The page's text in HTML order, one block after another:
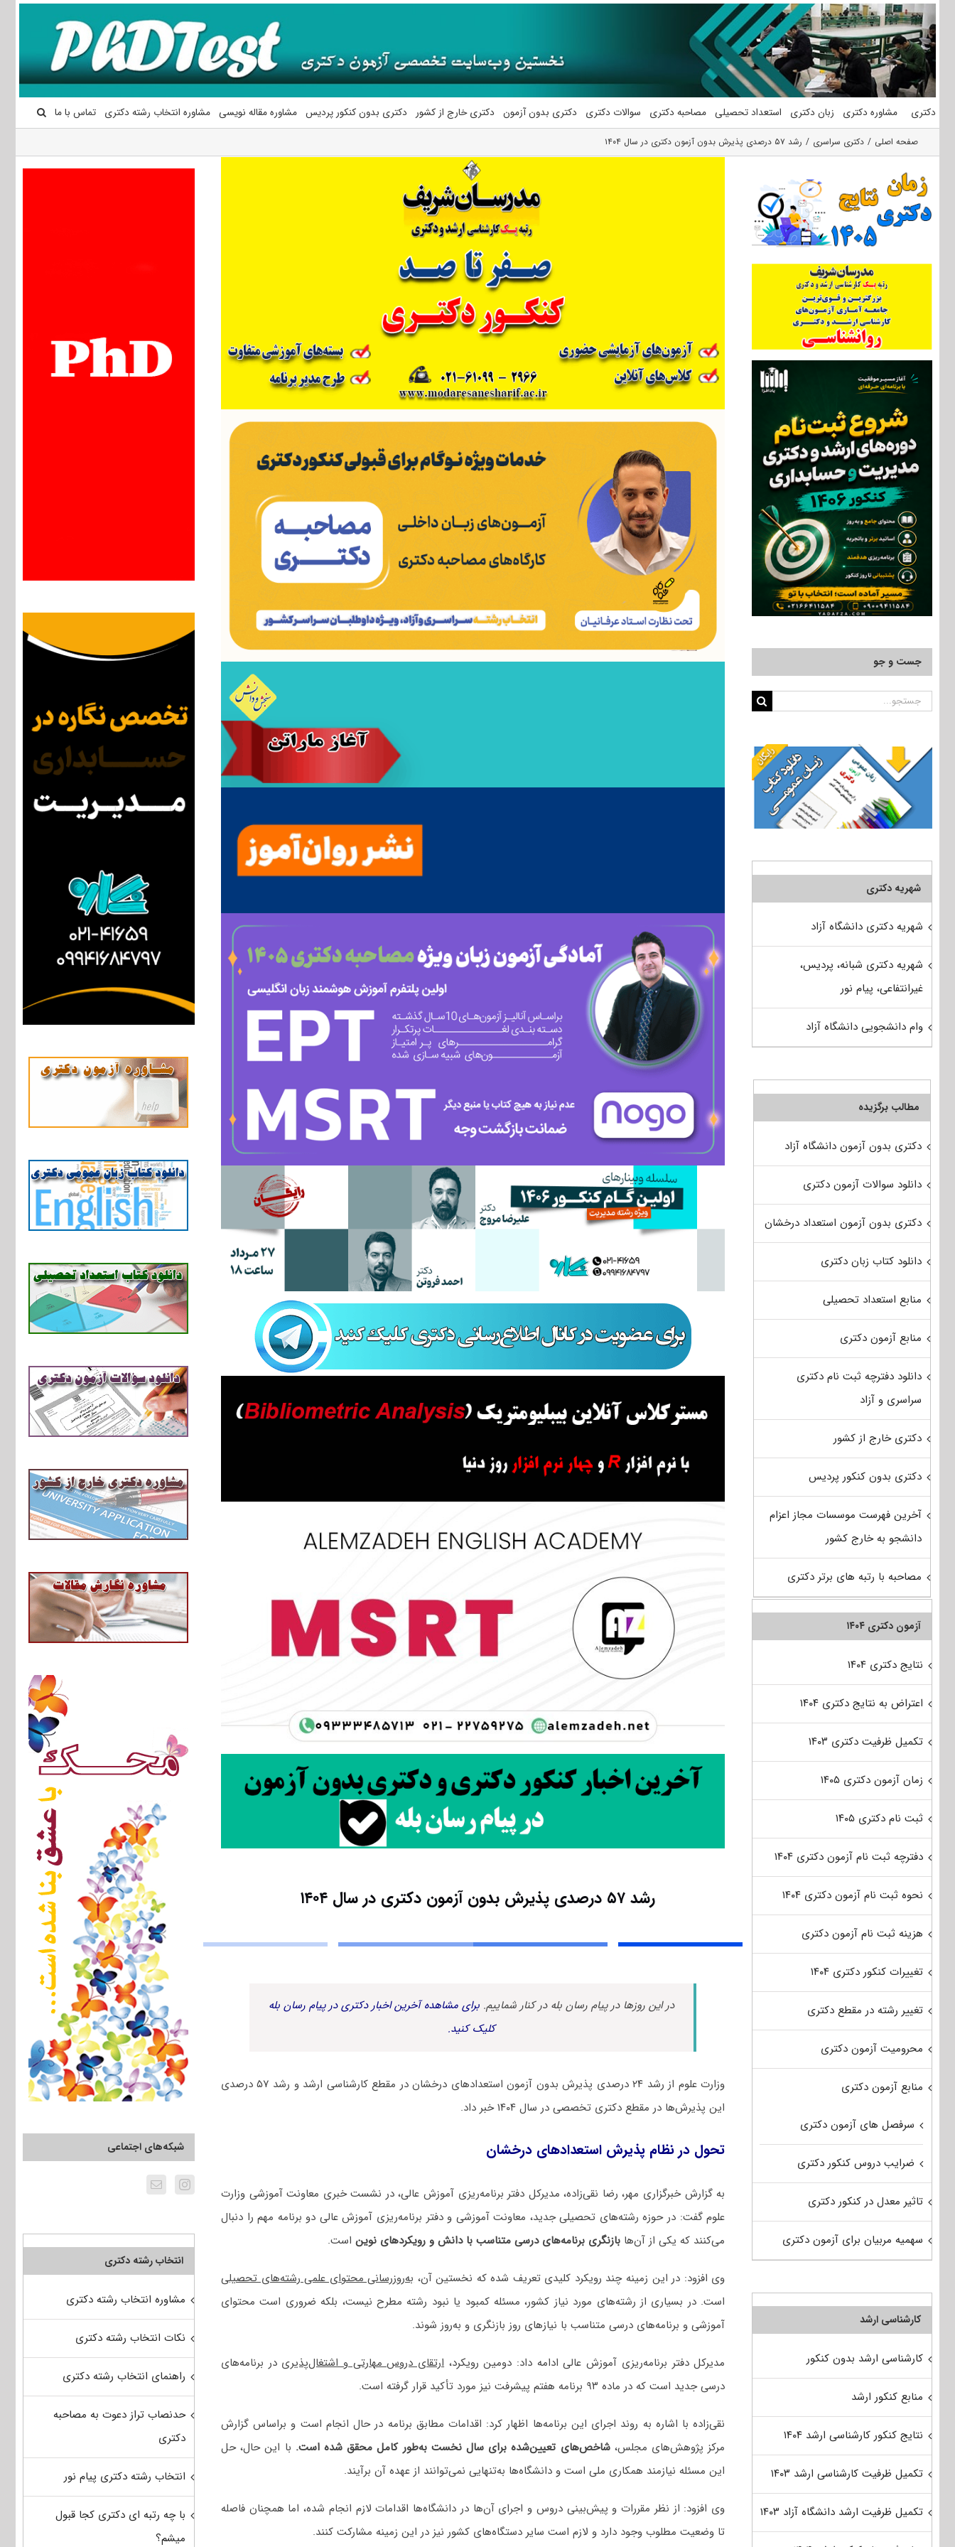
محتوا
دکتری مشاوره دکتری زبان دکتری استعداد تحصیلی مصاحبه دکتری سوالات دکتری دکتری بدون آزمون دکتری خارج از کشور دکتری بدون کنکور پردیس مشاوره مقاله نویسی مشاوره انتخاب رشته دکتری تماس با ما
صفحه اصلی دکتری سراسری رشد ۵۷ درصدی پذیرش بدون آزمون دکتری در سال ۱۴۰۴
رشد ۵۷ درصدی پذیرش بدون آزمون دکتری در سال ۱۴۰۴
در این روزها در پیام رسان بله در کنار شماییم. برای مشاهده آخرین اخبار دکتری در پیام رسان بله
کلیک کنید.
وزارت علوم از رشد ۲۴ درصدی پذیرش بدون آزمون استعدادهای درخشان در مقطع کارشناسی ارشد و رشد ۵۷ درصدی
این پذیرش‌ها در مقطع دکتری تخصصی در سال ۱۴۰۴ خبر داد.
تحول در نظام پذیرش استعدادهای درخشان
به گزارش خبرگزاری مهر، رضا نقی‌زاده، مدیرکل دفتر برنامه‌ریزی آموزش عالی، در نشست خبری معاونت آموزشی وزارت
علوم گفت: در حوزه رشته‌های تحصیلی جدید، معاونت آموزشی و دفتر برنامه‌ریزی آموزش عالی دو برنامه مهم را دنبال
می‌کنند که یکی از آن‌ها بازنگری برنامه‌های درسی متناسب با دانش و رویکردهای نویناست.
وی افزود: در این زمینه چند رویکرد کلیدی تعریف شده که نخستین آن،به‌روزرسانی محتوای علمی رشته‌های تحصیلی
است. در بسیاری از رشته‌های مورد نیاز کشور، مسئله کمبود یا نبود رشته مطرح نیست، بلکه ضروری است محتوای
آموزشی و برنامه‌های درسی متناسب با نیازهای روز بازنگری و به‌روز شوند.
مدیرکل دفتر برنامه‌ریزی آموزش عالی ادامه داد: دومین رویکرد، ارتقای دروس مهارتی و اشتغال‌پذیری در برنامه‌های
درسی جدید است که در ماده ۹۳ برنامه هفتم پیشرفت نیز مورد تأکید قرار گرفته است.
نقی‌زاده با اشاره به روند اجرای این برنامه‌ها اظهار کرد: اقدامات مطابق برنامه در حال انجام است و براساس گزارش
مرکز پژوهش‌های مجلس،شاخص‌های تعیین‌شده برای سال نخست به‌طور کامل محقق شده است. با این حال، حل
این مسئله نیازمند همکاری ملی است و دانشگاه‌ها به‌تنهایی نمی‌توانند از عهده آن برآیند.
وی افزود: از نظر مقررات و پیش‌بینی دروس و اجرای آن‌ها در دانشگاه‌ها اقدامات لازم انجام شده، اما همچنان فاصله
تا وضعیت مطلوب وجود دارد و لازم است سایر دستگاه‌های کشور نیز در این زمینه مشارکت کنند.
شبکه‌های اجتماعی
انتخاب رشته دکتری
مشاوره انتخاب رشته دکتری
نکات انتخاب رشته دکتری
راهنمای انتخاب رشته دکتری
حدنصاب تراز دعوت به مصاحبه
دکتری
انتخاب رشته دکتری پیام نور
با چه رتبه ای دکتری کجا قبول
میشم؟
جست و جو
جستجو
شهریه دکتری
شهریه دکتری دانشگاه آزاد
شهریه دکتری شبانه، پردیس،
غیرانتفاعی، پیام نور
وام دانشجویی دانشگاه آزاد
مطالب برگزیده
دکتری بدون آزمون دانشگاه آزاد
دانلود سوالات آزمون دکتری
دکتری بدون آزمون استعداد درخشان
دانلود کتاب زبان دکتری
منابع استعداد تحصیلی
منابع آزمون دکتری
دانلود دفترچه ثبت نام دکتری
سراسری و آزاد
دکتری خارج از کشور
دکتری بدون کنکور پردیس
آخرین فهرست موسسات مجاز اعزام
دانشجو به خارج کشور
مصاحبه با رتبه های برتر دکتری
آزمون دکتری ۱۴۰۴
نتایج دکتری ۱۴۰۴
اعتراض به نتایج دکتری ۱۴۰۴
تکمیل ظرفیت دکتری ۱۴۰۳
زمان آزمون دکتری ۱۴۰۵
ثبت نام دکتری ۱۴۰۵
دفترچه ثبت نام آزمون دکتری ۱۴۰۴
نحوه ثبت نام آزمون دکتری ۱۴۰۴
هزینه ثبت نام آزمون دکتری
تغییرات کنکور دکتری ۱۴۰۴
تغییر رشته در مقطع دکتری
محرومیت آزمون دکتری
منابع آزمون دکتری
سرفصل های آزمون دکتری
ضرایب دروس کنکور دکتری
تاثیر معدل در کنکور دکتری
سهمیه مربیان برای آزمون دکتری
کارشناسی ارشد
کارشناسی ارشد بدون کنکور
منابع کنکور ارشد
نتایج کنکور کارشناسی ارشد ۱۴۰۴
تکمیل ظرفیت کارشناسی ارشد ۱۴۰۳
تکمیل ظرفیت ارشد دانشگاه آزاد ۱۴۰۳